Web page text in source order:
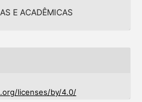
E ACADÊMICAS
licenses/by/4.0/